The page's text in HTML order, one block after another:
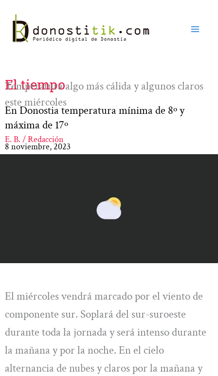
contenido
El tiempo
Temperatura algo más cálida y algunos claros
este miércoles
En Donostia temperatura mínima de 8º y
máxima de 17º
E. B. / Redacción
8 noviembre, 2023
El miércoles vendrá marcado por el viento de
componente sur. Soplará del sur-suroeste
durante toda la jornada y será intenso durante
la mañana y por la noche. En el cielo
alternancia de nubes y claros por la mañana y